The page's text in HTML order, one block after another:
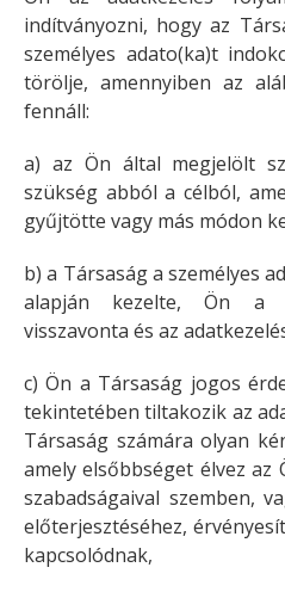
indítványozni, hogy az
személyes adato(ka)t
törölje, amennyiben az
fennáll:
a) az Ön által megjelölt
szükség abból a célból,
gyűjtötte vagy más módon
b) a Társaság a személyes
alapján kezelte, Ön a
visszavonta és az
c) Ön a Társaság jogos
tekintetében tiltakozik az
Társaság számára olyan
amely elsőbbséget élvez az
szabadságaival szemben,
előterjesztéséhez,
kapcsolódnak,